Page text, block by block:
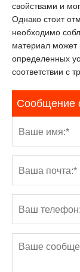
свойствами и
Однако стоит
необходимо
материал может
определенных
соответствии с
Сообщение